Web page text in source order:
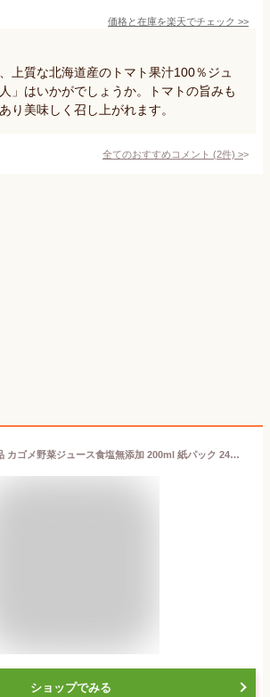
価格と在庫を楽天でチェック >>
上質な北海道産のトマト果汁100％ジュ
」はいかがでしょうか。トマトの旨みも
り美味しく召し上がれます。
全てのおすすめコメント (2件) >
機能性表示食品 カゴメ野菜ジュース食塩無添加 200ml 紙パック 24本 1ケース【送料無料（一部地域除く）】 かごめ 野菜 ジュース トマト 食塩 無 添加 KAGOME vegetable fruit mix
ショップでみる